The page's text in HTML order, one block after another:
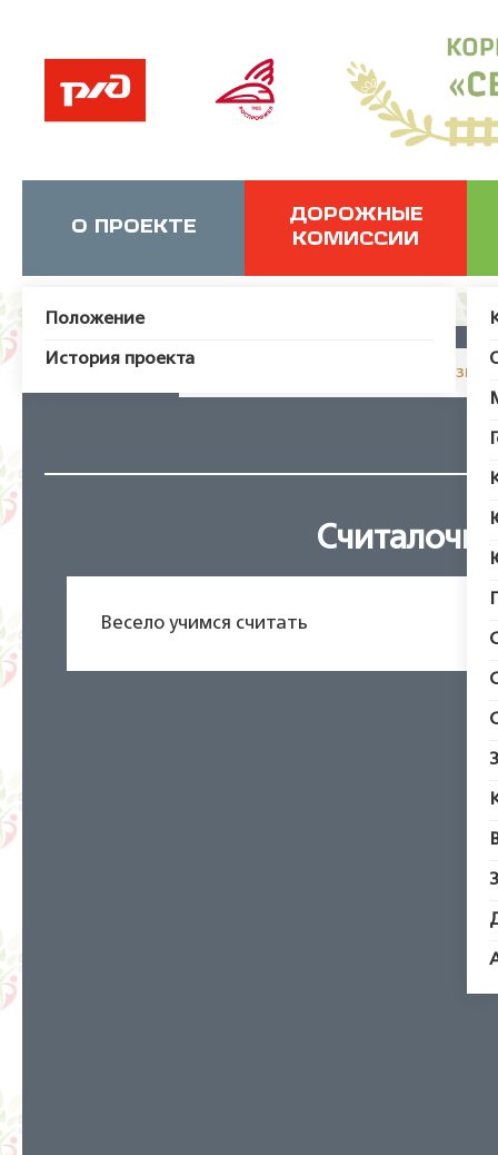
О ПРОЕКТЕ
Положение
История проекта
ДОРОЖНЫЕ
КОМИССИИ
JUser: :_load: Не удалось
Весело учимся считать